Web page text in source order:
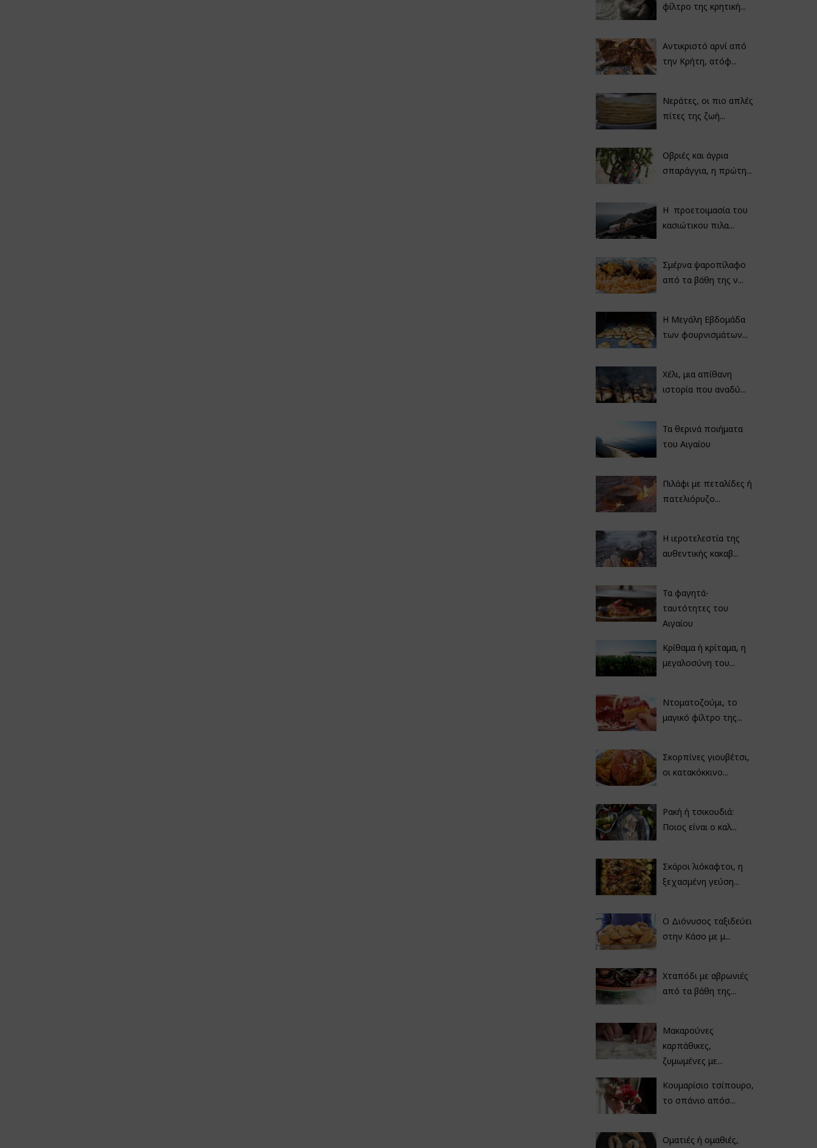
φίλτρο της κρητική...
Αντικριστό αρνί από
την Κρήτη, ατόφ...
Νεράτες, οι πιο απλές
πίτες της ζωή...
Οβριές και άγρια
σπαράγγια, η πρώτη...
Η προετοιμασία του
κασιώτικου πιλα...
Σμέρνα ψαροπίλαφο
από τα βάθη της ν...
Η Μεγάλη Εβδομάδα
των φουρνισμάτων...
Χέλι, μια απίθανη
ιστορία που αναδύ...
Τα θερινά ποιήματα
του Αιγαίου
Πιλάφι με πεταλίδες ή
πατελιόρυζο...
Η ιεροτελεστία της
αυθεντικής κακαβ...
Τα φαγητά-
ταυτότητες του
Αιγαίου
Κρίθαμα ή κρίταμα, η
μεγαλοσύνη του...
Ντοματοζούμι, το
μαγικό φίλτρο της...
Σκορπίνες γιουβέτσι,
οι κατακόκκινο...
Ρακή ή τσικουδιά:
Ποιος είναι ο καλ...
Σκάροι λιόκαφτοι, η
ξεχασμένη γεύση...
Ο Διόνυσος ταξιδεύει
στην Κάσο με μ...
Χταπόδι με αβρωνιές
από τα βάθη της...
Μακαρούνες
καρπάθικες,
ζυμωμένες με...
Κουμαρίσιο τσίπουρο,
το σπάνιο απόσ...
Οματιές ή ομαθιές,